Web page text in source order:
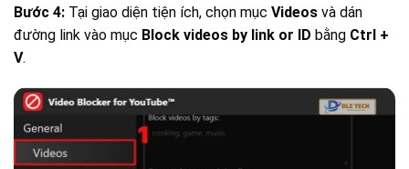
Bước 4: Tại giao diện tiện ích, chọn mục Videos và dán
đường link vào mục Block videos by link or ID bằng Ctrl +
V.